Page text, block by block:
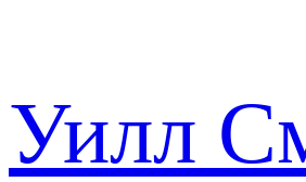
Уилл